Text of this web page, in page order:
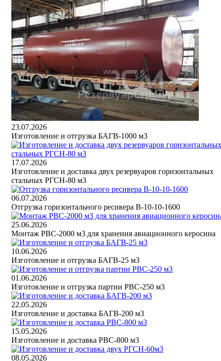
23.07.2026
Изготовление и отгрузка БАГВ-1000 м3
17.07.2026
Изготовление и доставка двух резервуаров горизонтальных
стальных РГСН-80 м3
06.07.2026
Отгрузка горизонтального ресивера В-10-10-1600
25.06.2026
Монтаж РВС-2000 м3 для хранения авиационного керосина
10.06.2026
Изготовление и отгрузка БАГВ-25 м3
01.06.2026
Изготовление и отгрузка партии РВС-250 м3
22.05.2026
Изготовление и доставка БАГВ-200 м3
15.05.2026
Изготовление и доставка РВС-800 м3
08.05.2026